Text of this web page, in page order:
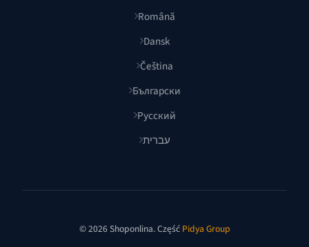
Română
Dansk
Čeština
Български
Русский
עברית
© 2026 Shoponlina. Część Pidya Group